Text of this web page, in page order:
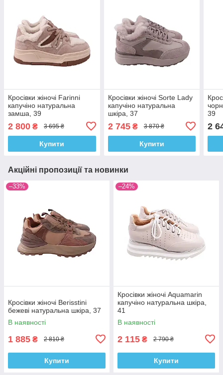
Кросівки жіночі Farinni
капучіно натуральна
замша, 39
2 800 ₴ 3 695 ₴
Купити
Кросівки жіночі Sorte Lady
капучіно натуральна
шкіра, 37
2 745₴ 3 870 ₴
Купити
39
2
Акційні пропозиції та новинки
–33%
Кросівки жіночі Berisstini
бежеві натуральна шкіра, 37
В наявності
1 885 ₴ 2 810 ₴
Купити
–24%
Кросівки жіночі Aquamarin
капучіно натуральна шкіра,
41
В наявності
2 115 ₴ 2 790 ₴
Купити